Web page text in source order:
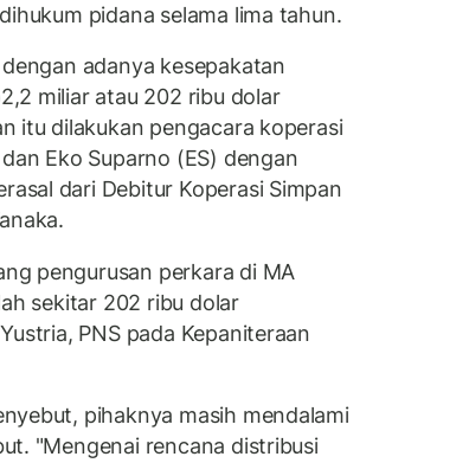
pidana selama lima tahun.
adanya kesepakatan
miliar atau 202 ribu dolar
itu dilakukan pengacara koperasi
Eko Suparno (ES) dengan
dari Debitur Koperasi Simpan
pengurusan perkara di MA
sekitar 202 ribu dolar
PNS pada Kepaniteraan
pihaknya masih mendalami
"Mengenai rencana distribusi